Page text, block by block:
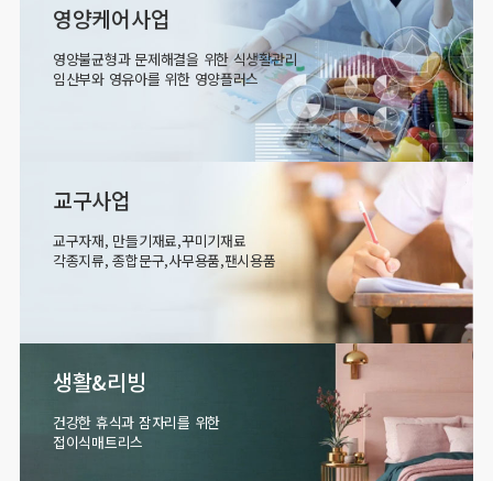
영양케어사업
영양불균형과 문제해결을 위한 식생활관리
임산부와 영유아를 위한 영양플러스
교구사업
교구자재, 만들기재료,꾸미기재료
각종지류, 종합문구,사무용품,팬시용품
생활&리빙
건강한 휴식과 잠자리를 위한
접이식매트리스